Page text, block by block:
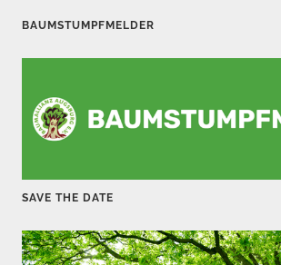
r
B
i
r
g
BAUMSTUMPFMELDER
SAVE THE DATE